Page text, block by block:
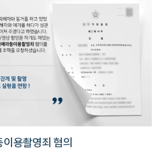
용촬영죄 혐의